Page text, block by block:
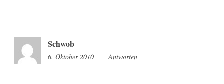
Schwob
6. Oktober 2010 21:22
Antworten